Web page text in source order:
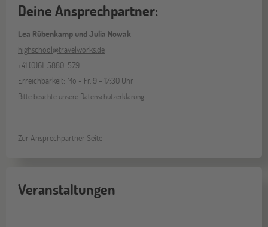
Deine Ansprechpartner:
Lea Rübenkamp und Julia Nowak
highschool@travelworks.de
+41 (0)61-5880-579
Erreichbarkeit: Mo - Fr, 9 - 17:30 Uhr
Bitte beachte unsere Datenschutzerklärung
Zur Ansprechpartner Seite
Veranstaltungen